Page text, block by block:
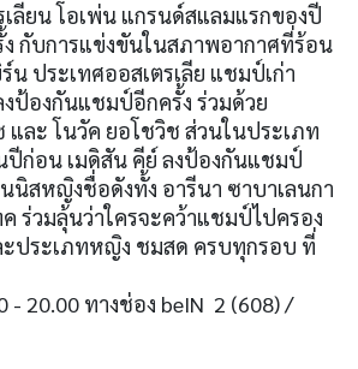
ลียน โอเพ่น แกรนด์สแลมแรกของปี
ง กับการแข่งขันในสภาพอากาศที่ร้อน
น ประเทศออสเตรเลีย แชมป์เก่า
ป้องกันแชมป์อีกครั้ง ร่วมด้วย
และ โนวัค ยอโชวิช ส่วนในประเภท
ปีก่อน เมดิสัน คีย์ ลงป้องกันแชมป์
สหญิงชื่อดังทั้ง อารีนา ซาบาเลนกา
ร่วมลุ้นว่าใครจะคว้าแชมป์ไปครอง
ประเภทหญิง ชมสด ครบทุกรอบ ที่
- 20.00 ทางช่อง beIN 2 (608) /